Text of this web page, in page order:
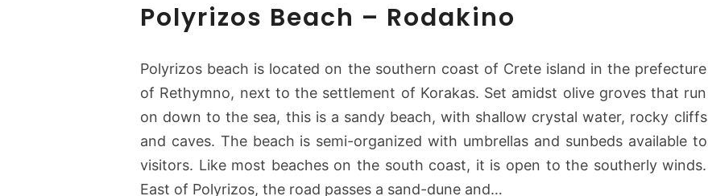
o
r
i
z
o
s
Polyrizos Beach – Rodakino
Polyrizos beach is located on the southern coast of Crete island in the prefecture
of Rethymno, next to the settlement of Korakas. Set amidst olive groves that run
on down to the sea, this is a sandy beach, with shallow crystal water, rocky cliffs
and caves. The beach is semi-organized with umbrellas and sunbeds available to
visitors. Like most beaches on the south coast, it is open to the southerly winds.
East of Polyrizos, the road passes a sand-dune and…